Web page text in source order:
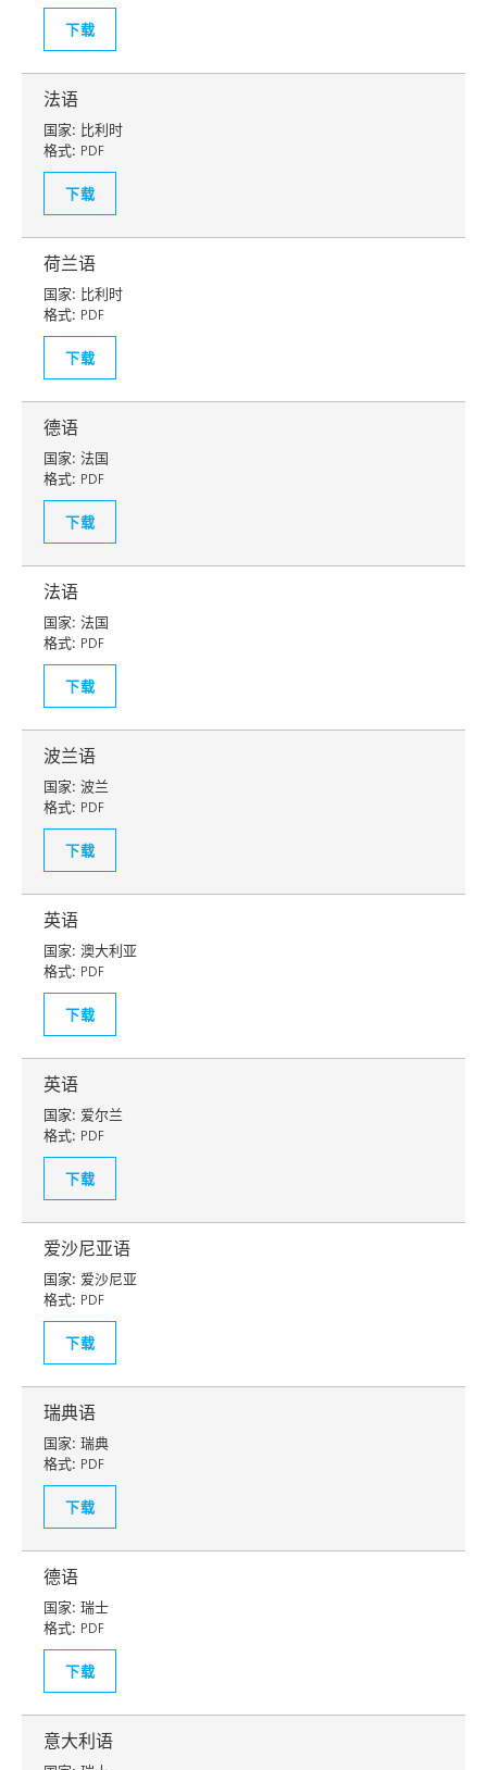
下载
法语
国家: 比利时
格式: PDF
下载
荷兰语
国家: 比利时
格式: PDF
下载
德语
国家: 法国
格式: PDF
下载
法语
国家: 法国
格式: PDF
下载
波兰语
国家: 波兰
格式: PDF
下载
英语
国家: 澳大利亚
格式: PDF
下载
英语
国家: 爱尔兰
格式: PDF
下载
爱沙尼亚语
国家: 爱沙尼亚
格式: PDF
下载
瑞典语
国家: 瑞典
格式: PDF
下载
德语
国家: 瑞士
格式: PDF
下载
意大利语